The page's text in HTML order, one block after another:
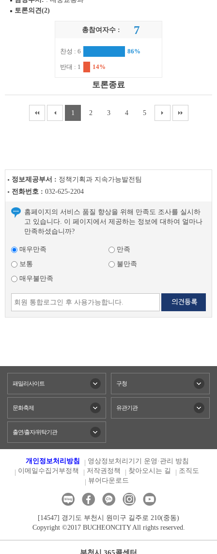
토론의견(2)
총참여자수 : 7
찬성 : 6 86%
반대 : 1 14%
토론종료
1 2 3 4 5
정보제공부서 : 정책기획과 지속가능발전팀
전화번호 : 032-625-2204
홈페이지의 서비스 품질 향상을 위해 만족도 조사를 실시하
고 있습니다. 이 페이지에서 제공하는 정보에 대하여 얼마나
만족하셨습니까?
매우만족
만족
보통
불만족
매우불만족
패밀리사이트 구청
문화축제 유관기관
출연/출자/위탁기관
개인정보처리방침
영상정보처리기기 운영·관리 방침
이메일수집거부정책
저작권정책 찾아오시는 길
조직도
뷰어다운로드
[14547] 경기도 부천시 원미구 길주로 210(중동)
Copyright ©2017 BUCHEONCITY All rights reserved.